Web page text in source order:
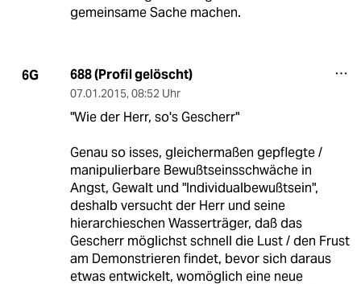
gemeinsame Sache machen.
6G 688 (Profil gelöscht)
07.01.2015, 08:52 Uhr
"Wie der Herr, so's Gescherr"
Genau so isses, gleichermaßen gepflegte /
manipulierbare Bewußtseinsschwäche in
Angst, Gewalt und "Individualbewußtsein",
deshalb versucht der Herr und seine
hierarchieschen Wasserträger, daß das
Gescherr möglichst schnell die Lust / den Frust
am Demonstrieren findet, bevor sich daraus
etwas entwickelt, womöglich eine neue